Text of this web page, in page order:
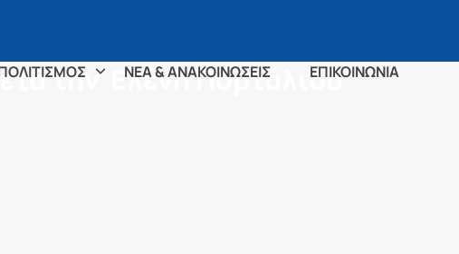
ΝΕΑ & ΑΝΑΚΟΙΝΩΣΕΙΣ ΕΠΙΚΟΙΝΩΝΙΑ
την Ελένη Πορτάλιου